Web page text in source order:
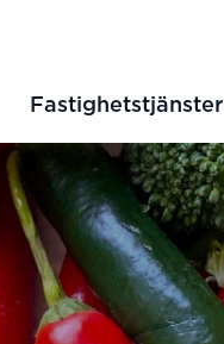
Fastighetstjänster